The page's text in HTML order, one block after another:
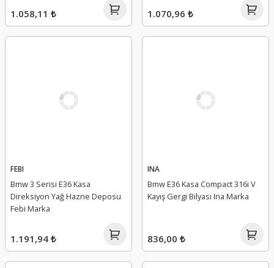
1.058,11 ₺ 1.070,96 ₺
FEBI
Bmw 3 Serisi E36 Kasa
Direksiyon Yağ Hazne Deposu
Febi Marka
1.191,94 ₺
INA
Bmw E36 Kasa Compact 316i V
Kayış Gergi Bilyası Ina Marka
836,00 ₺